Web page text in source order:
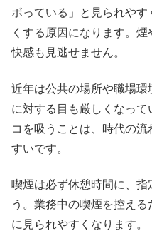
ボっている」と見られや
くする原因になります。
快感も見逃せません。
近年は公共の場所や職場
に対する目も厳しくなっ
コを吸うことは、時代の
すいです。
喫煙は必ず休憩時間に、指
う。業務中の喫煙を控え
に見られやすくなります。